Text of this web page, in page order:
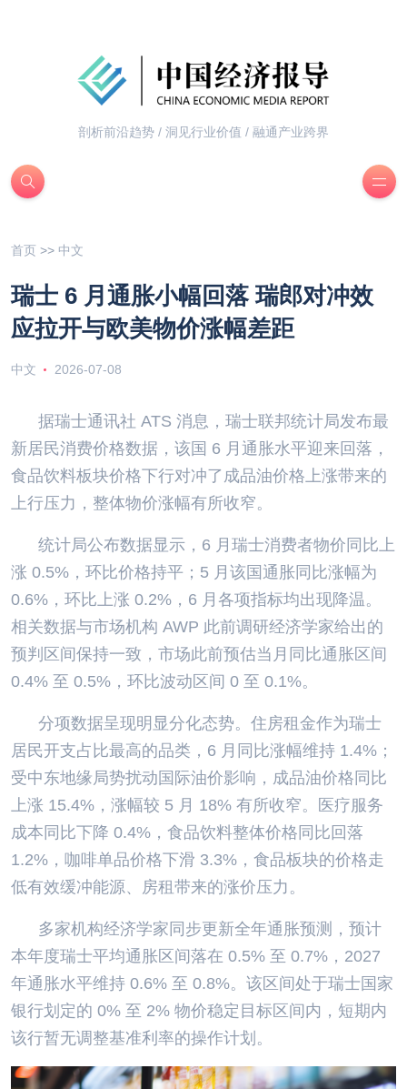
剖析前沿趋势 / 洞见行业价值 / 融通产业跨界
首页 >> 中文
瑞士 6 月通胀小幅回落 瑞郎对冲效
应拉开与欧美物价涨幅差距
中文 2026-07-08
据瑞士通讯社 ATS 消息，瑞士联邦统计局发布最
新居民消费价格数据，该国 6 月通胀水平迎来回落，
食品饮料板块价格下行对冲了成品油价格上涨带来的
上行压力，整体物价涨幅有所收窄。
统计局公布数据显示，6 月瑞士消费者物价同比上
涨 0.5%，环比价格持平；5 月该国通胀同比涨幅为
0.6%，环比上涨 0.2%，6 月各项指标均出现降温。
相关数据与市场机构 AWP 此前调研经济学家给出的
预判区间保持一致，市场此前预估当月同比通胀区间
0.4% 至 0.5%，环比波动区间 0 至 0.1%。
分项数据呈现明显分化态势。住房租金作为瑞士
居民开支占比最高的品类，6 月同比涨幅维持 1.4%；
受中东地缘局势扰动国际油价影响，成品油价格同比
上涨 15.4%，涨幅较 5 月 18% 有所收窄。医疗服务
成本同比下降 0.4%，食品饮料整体价格同比回落
1.2%，咖啡单品价格下滑 3.3%，食品板块的价格走
低有效缓冲能源、房租带来的涨价压力。
多家机构经济学家同步更新全年通胀预测，预计
本年度瑞士平均通胀区间落在 0.5% 至 0.7%，2027
年通胀水平维持 0.6% 至 0.8%。该区间处于瑞士国家
银行划定的 0% 至 2% 物价稳定目标区间内，短期内
该行暂无调整基准利率的操作计划。